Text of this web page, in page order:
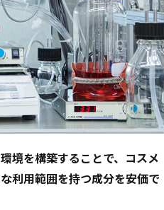
境を構築することで、コスメ
利用範囲を持つ成分を安価で